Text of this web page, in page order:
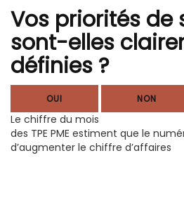
Vos priorités de
sont-elles
définies ?
OUI NON
Le chiffre du mois
des TPE PME estiment que le
d’augmenter le chiffre d’affaires